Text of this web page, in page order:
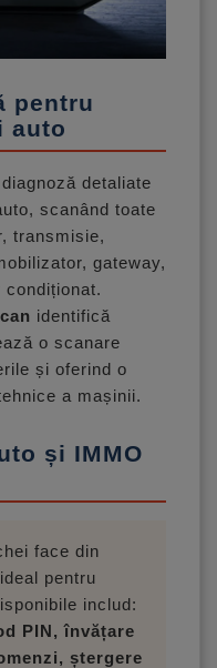
pentru
auto
detaliate
scanând toate
transmisie,
gateway,
identifică
o scanare
și oferind o
a mașinii.
și IMMO
face din
pentru
includ:
PIN, învățare
ștergere